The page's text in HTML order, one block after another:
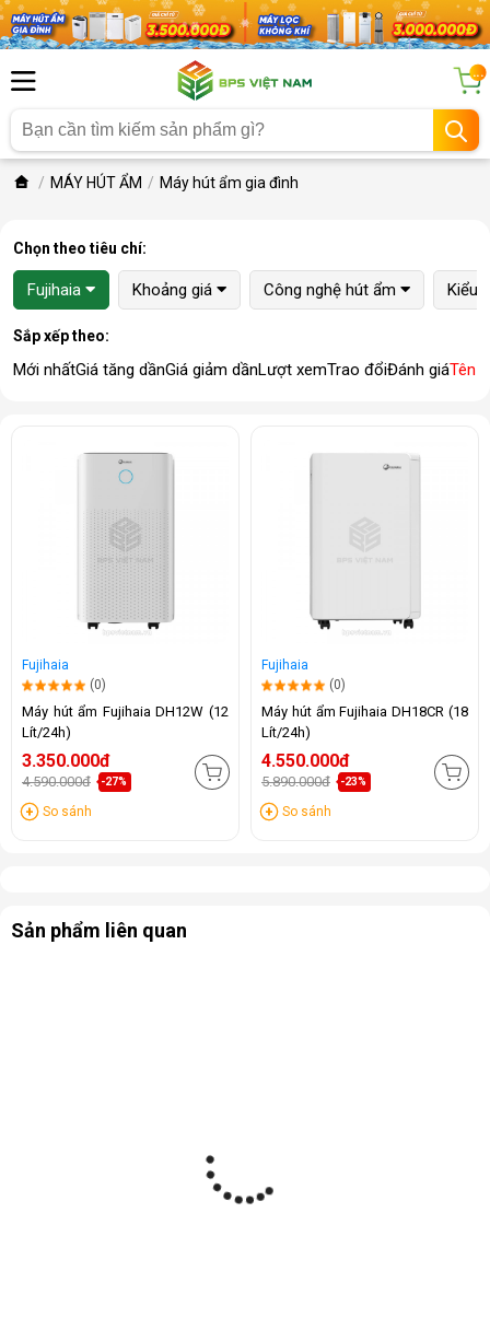
...
MÁY HÚT ẨM Máy hút ẩm gia đình
Chọn theo tiêu chí:
Fujihaia Khoảng giá Công nghệ hút ẩm Kiểu
Sắp xếp theo:
Mới nhấtGiá tăng dầnGiá giảm dầnLượt xemTrao đổiĐánh giáTên
Fujihaia
(0)
Máy hút ẩm Fujihaia DH12W (12
Lít/24h)
3.350.000đ
4.590.000đ -27%
So sánh
Fujihaia
(0)
Máy hút ẩm Fujihaia DH18CR (18
Lít/24h)
4.550.000đ
5.890.000đ -23%
So sánh
Sản phẩm liên quan